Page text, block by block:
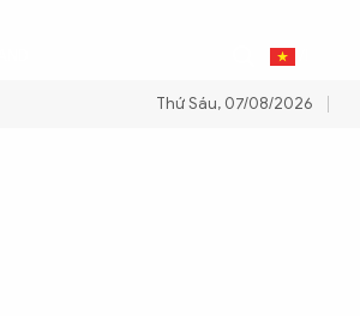
Thực hiện Nghị quyết Đại hội XIV của Đảng
Thứ Sáu, 07/08/2026